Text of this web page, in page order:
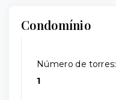
Condomínio
Número de torres:
1